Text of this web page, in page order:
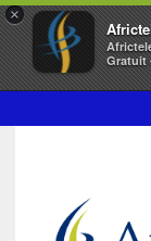
×
Gratuit